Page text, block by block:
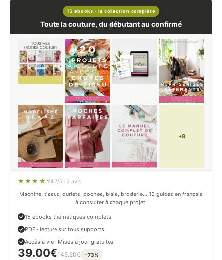
15 ebooks · la collection complète
Toute la couture, du débutant au confirmé
+8
4.7/5 · 7 avis
Machine, tissus, ourlets, poches, biais, broderie… 15 guides en français
à consulter à chaque projet.
15 ebooks thématiques complets
PDF · lecture sur tous supports
Accès à vie · Mises à jour gratuites
39.00€145.20€ −73%